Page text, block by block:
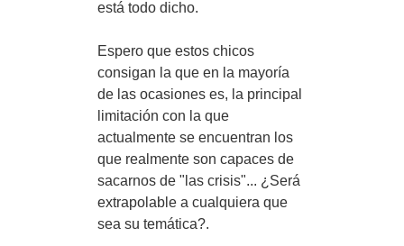
está todo dicho.
Espero que estos chicos
consigan la que en la mayoría
de las ocasiones es, la principal
limitación con la que
actualmente se encuentran los
que realmente son capaces de
sacarnos de "las crisis"... ¿Será
extrapolable a cualquiera que
sea su temática?.